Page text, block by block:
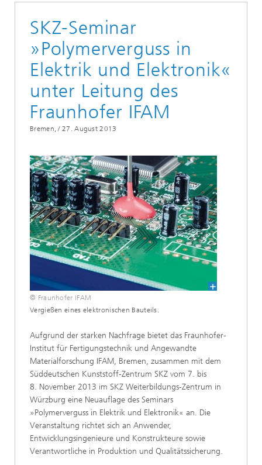
SKZ-Seminar
»Polymerverguss in
Elektrik und Elektronik«
unter Leitung des
Fraunhofer IFAM
Bremen, / 27. August 2013
© Fraunhofer IFAM
Vergießen eines elektronischen Bauteils.
Aufgrund der starken Nachfrage bietet das Fraunhofer-
Institut für Fertigungstechnik und Angewandte
Materialforschung IFAM, Bremen, zusammen mit dem
Süddeutschen Kunststoff-Zentrum SKZ vom 7. bis
8. November 2013 im SKZ Weiterbildungs-Zentrum in
Würzburg eine Neuauflage des Seminars
»Polymerverguss in Elektrik und Elektronik« an. Die
Veranstaltung richtet sich an Anwender,
Entwicklungsingenieure und Konstrukteure sowie
Verantwortliche in Produktion und Qualitätssicherung.